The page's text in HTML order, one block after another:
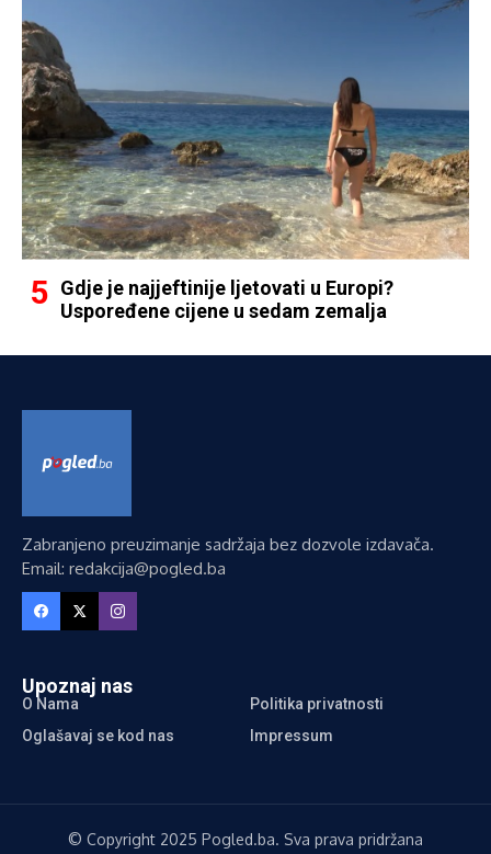
Gdje je najjeftinije ljetovati u Europi?
Uspoređene cijene u sedam zemalja
Zabranjeno preuzimanje sadržaja bez dozvole izdavača.
Email: redakcija@pogled.ba
Upoznaj nas
O Nama
Politika privatnosti
Oglašavaj se kod nas
Impressum
© Copyright 2025 Pogled.ba. Sva prava pridržana